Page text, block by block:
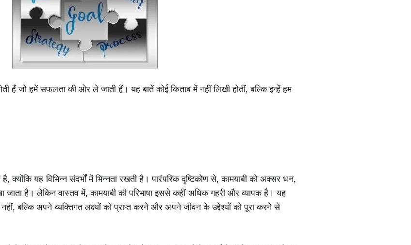
हैं जो हमें सफलता की ओर ले जाती हैं। यह बातें कोई किताब में नहीं लिखी होतीं, बल्कि इन्हें हम
है, क्योंकि यह विभिन्न संदर्भों में भिन्नता रखती है। पारंपरिक दृष्टिकोण से, कामयाबी को अक्सर धन,
जाता है। लेकिन वास्तव में, कामयाबी की परिभाषा इससे कहीं अधिक गहरी और व्यापक है। यह
नहीं, बल्कि अपने व्यक्तिगत लक्ष्यों को प्राप्त करने और अपने जीवन के उद्देश्यों को पूरा करने से